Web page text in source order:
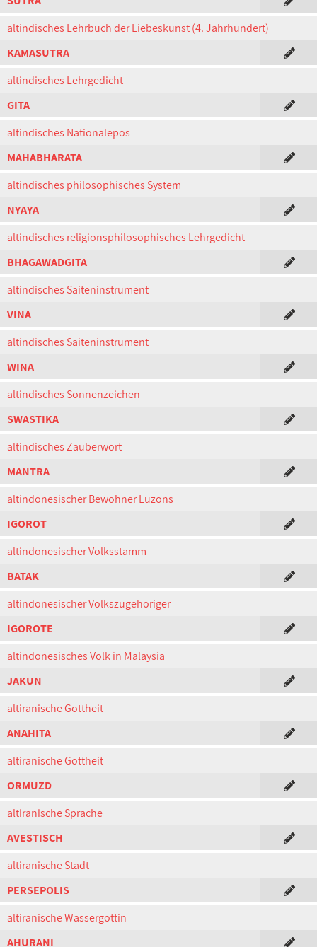
altindisches Lehrbuch der Liebeskunst (4. Jahrhundert)
KAMASUTRA
altindisches Lehrgedicht
GITA
altindisches Nationalepos
MAHABHARATA
altindisches philosophisches System
NYAYA
altindisches religionsphilosophisches Lehrgedicht
BHAGAWADGITA
altindisches Saiteninstrument
VINA
altindisches Saiteninstrument
WINA
altindisches Sonnenzeichen
SWASTIKA
altindisches Zauberwort
MANTRA
altindonesischer Bewohner Luzons
IGOROT
altindonesischer Volksstamm
BATAK
altindonesischer Volkszugehöriger
IGOROTE
altindonesisches Volk in Malaysia
JAKUN
altiranische Gottheit
ANAHITA
altiranische Gottheit
ORMUZD
altiranische Sprache
AVESTISCH
altiranische Stadt
PERSEPOLIS
altiranische Wassergöttin
AHURANI